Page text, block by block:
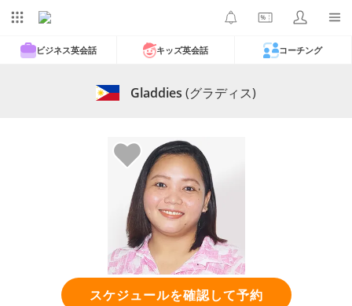
ビジネス英会話 キッズ英会話 コーチング
Gladdies (グラディス)
スケジュールを確認して予約